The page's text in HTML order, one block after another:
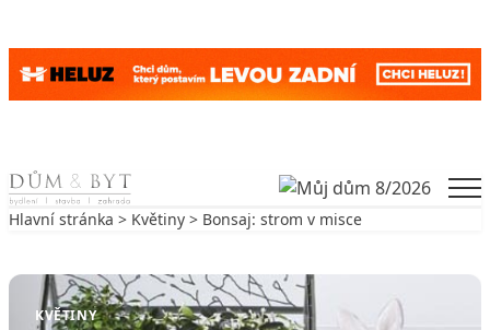
Skip to content
Hlavní stránka > Květiny > Bonsaj: strom v misce
KVĚTINY